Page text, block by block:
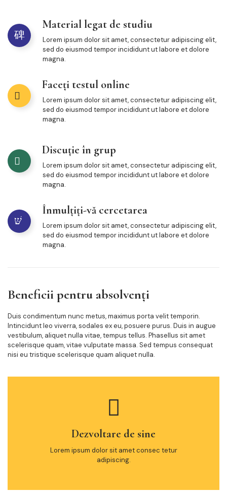
Material legat de studiu
Lorem ipsum dolor sit amet, consectetur adipiscing elit,
sed do eiusmod tempor incididunt ut labore et dolore
magna.
Faceți testul online
Lorem ipsum dolor sit amet, consectetur adipiscing elit,
sed do eiusmod tempor incididunt ut labore et dolore
magna.
Discuție în grup
Lorem ipsum dolor sit amet, consectetur adipiscing elit,
sed do eiusmod tempor incididunt ut labore et dolore
magna.
Înmulțiți-vă cercetarea
Lorem ipsum dolor sit amet, consectetur adipiscing elit,
sed do eiusmod tempor incididunt ut labore et dolore
magna.
Beneficii pentru absolvenți
Duis condimentum nunc metus, maximus porta velit temporin.
Intincidunt leo viverra, sodales ex eu, posuere purus. Duis in augue
vestibulum, aliquet nulla vitae, tempus tellus. Phasellus sit amet
scelerisque quam, vitae vulputate massa. Sed tempus consequat
nisi eu tristique scelerisque quam aliquet nulla.
Dezvoltare de sine
Lorem ipsum dolor sit amet consec tetur
adipiscing.